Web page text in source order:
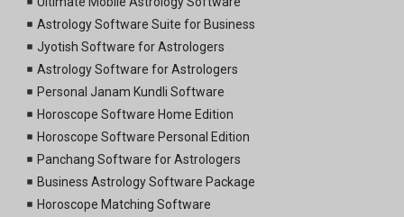
Astrology Software Suite for Business
Jyotish Software for Astrologers
Astrology Software for Astrologers
Personal Janam Kundli Software
Horoscope Software Home Edition
Horoscope Software Personal Edition
Panchang Software for Astrologers
Business Astrology Software Package
Horoscope Matching Software